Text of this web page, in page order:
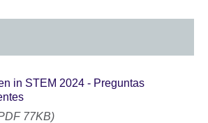
in STEM 2024 - Preguntas
77KB)